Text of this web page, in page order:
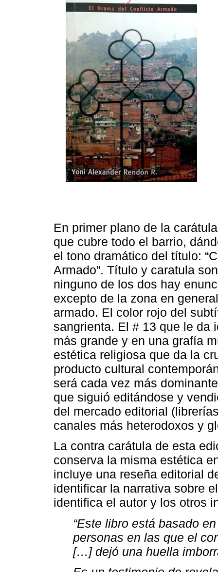
En primer plano de la
que cubre todo el barrio,
el tono dramático del título:
Armado”. Título y caratula
ninguno de los dos hay
excepto de la zona en
armado. El color rojo del
sangrienta. El # 13 que le da
más grande y en una grafía
estética religiosa que da la
producto cultural
será cada vez más
que siguió editándose y
del mercado editorial
canales más heterodoxos y
La contra carátula de esta
conserva la misma estética
incluye una reseña editorial
identificar la narrativa sobre
identifica el autor y los otros
“Este libro está basado
personas en las que el
[…] dejó una huella